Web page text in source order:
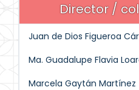
Director /
Juan de Dios Figueroa
Ma. Guadalupe Flavia
Marcela Gaytán Martínez